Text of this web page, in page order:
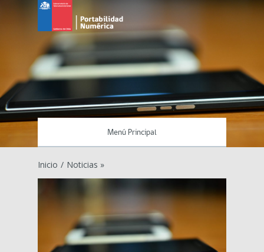
Menú Principal
Inicio / Noticias »